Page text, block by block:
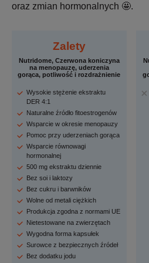
oraz zmian hormonalnych 🤩.
Zalety
Nutridome, Czerwona koniczyna
na menopauzę, uderzenia
gorąca, potliwość i rozdrażnienie
Wysokie stężenie ekstraktu
DER 4:1
Naturalne źródło fitoestrogenów
Wsparcie w okresie menopauzy
Pomoc przy uderzeniach gorąca
Wsparcie równowagi
hormonalnej
500 mg ekstraktu dziennie
Bez soi i laktozy
Bez cukru i barwników
Wolne od metali ciężkich
Produkcja zgodna z normami UE
Nietestowane na zwierzętach
Wygodna forma kapsułek
Surowce z bezpiecznych źródeł
Bez dodatku jodu